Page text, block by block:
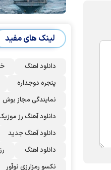
لینک های مفید
دانلود اهنگ
پنجره دوجداره
نمایندگی مجاز بوش
دانلود آهنگ رز‌
دانلود آهنگ جدید
دانلود اهنگ
نکسو رمزارزی نوآور